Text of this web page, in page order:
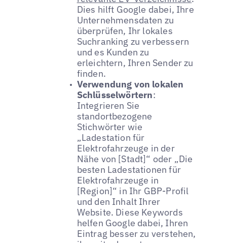
Dies hilft Google dabei, Ihre
Unternehmensdaten zu
überprüfen, Ihr lokales
Suchranking zu verbessern
und es Kunden zu
erleichtern, Ihren Sender zu
finden.
Verwendung von lokalen
Schlüsselwörtern:
Integrieren Sie
standortbezogene
Stichwörter wie
„Ladestation für
Elektrofahrzeuge in der
Nähe von [Stadt]“ oder „Die
besten Ladestationen für
Elektrofahrzeuge in
[Region]“ in Ihr GBP-Profil
und den Inhalt Ihrer
Website. Diese Keywords
helfen Google dabei, Ihren
Eintrag besser zu verstehen,